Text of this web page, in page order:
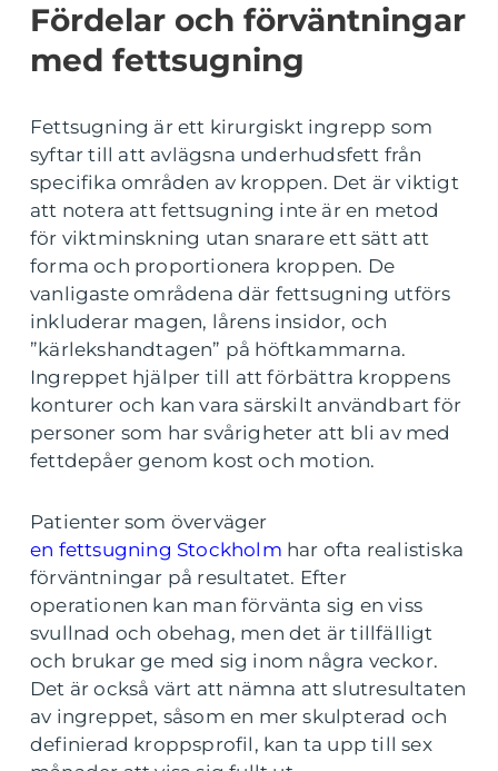
Fördelar och förväntningar
med fettsugning
Fettsugning är ett kirurgiskt ingrepp som
syftar till att avlägsna underhudsfett från
specifika områden av kroppen. Det är viktigt
att notera att fettsugning inte är en metod
för viktminskning utan snarare ett sätt att
forma och proportionera kroppen. De
vanligaste områdena där fettsugning utförs
inkluderar magen, lårens insidor, och
”kärlekshandtagen” på höftkammarna.
Ingreppet hjälper till att förbättra kroppens
konturer och kan vara särskilt användbart för
personer som har svårigheter att bli av med
fettdepåer genom kost och motion.
Patienter som överväger
en fettsugning Stockholm har ofta realistiska
förväntningar på resultatet. Efter
operationen kan man förvänta sig en viss
svullnad och obehag, men det är tillfälligt
och brukar ge med sig inom några veckor.
Det är också värt att nämna att slutresultaten
av ingreppet, såsom en mer skulpterad och
definierad kroppsprofil, kan ta upp till sex